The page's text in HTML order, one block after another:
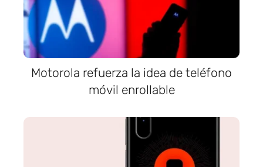
Motorola refuerza la idea de teléfono
móvil enrollable